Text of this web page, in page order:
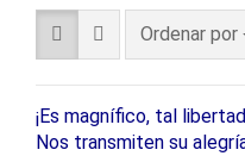
Ordenar por
¡Es magnífico, tal
Nos transmiten su